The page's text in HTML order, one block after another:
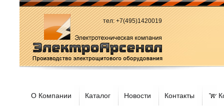
тел: +7(495)1420019
О Компании Каталог Новости Контакты